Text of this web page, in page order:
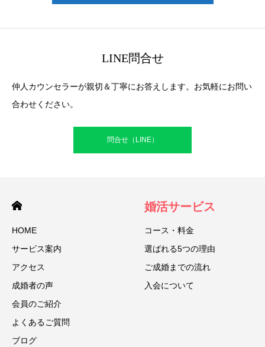
LINE問合せ
仲人カウンセラーが親切＆丁寧にお答えします。お気軽にお問い
合わせください。
問合せ（LINE）
HOME
サービス案内
アクセス
成婚者の声
会員のご紹介
よくあるご質問
ブログ
婚活サービス
コース・料金
選ばれる5つの理由
ご成婚までの流れ
入会について